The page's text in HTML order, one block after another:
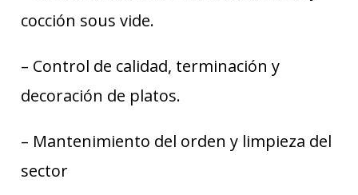
cocción sous vide.
– Control de calidad, terminación y
decoración de platos.
– Mantenimiento del orden y limpieza del
sector